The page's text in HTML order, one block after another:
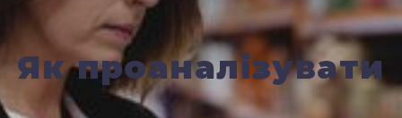
Як проаналізувати